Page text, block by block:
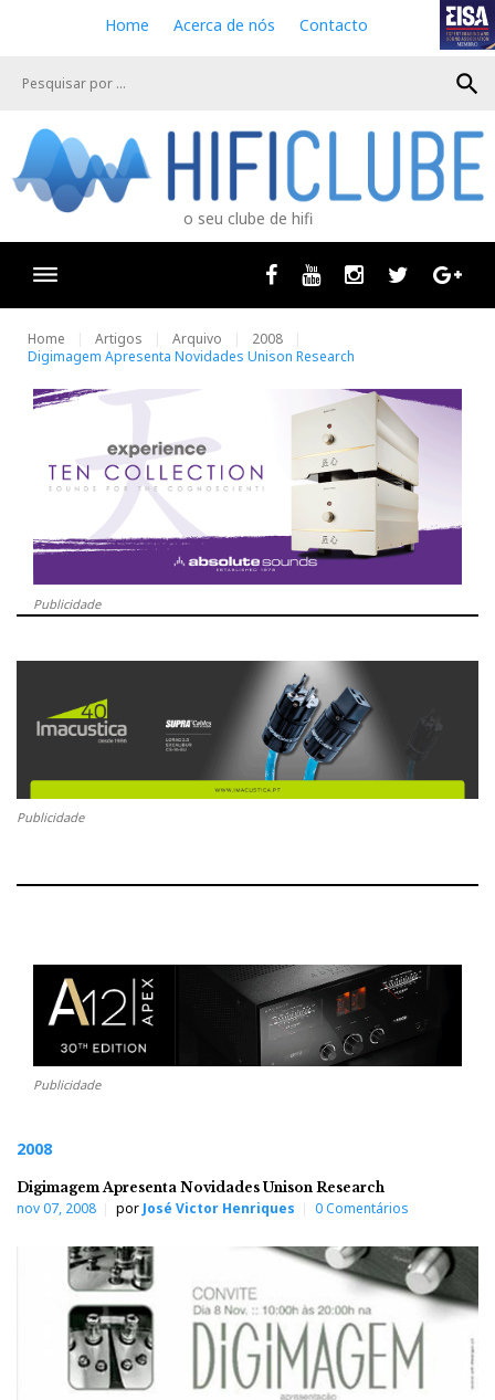
e
Home Acerca de nós Contacto
search
o seu clube de hifi
Facebook
Youtube InstagramTwitter
Home Artigos Arquivo
2008
Digimagem Apresenta Novidades Unison Research
Publicidade
Publicidade
Publicidade
2008
Digimagem Apresenta Novidades Unison Research
nov 07, 2008 por José Victor Henriques 0 Comentários